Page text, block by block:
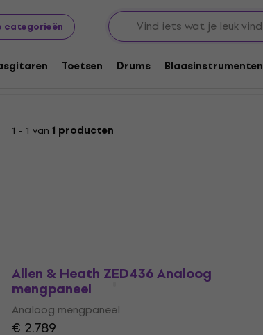
categorieën
Toetsen Drums Blaasinstrumenten
Mengtafels Analoge mengpanelen
40 kanalen
1 - 1 van 1 producten
Allen & Heath ZED436 Analoog
mengpaneel
Analoog mengpaneel
€ 2.789